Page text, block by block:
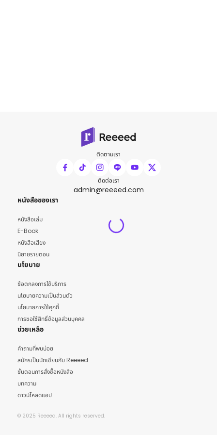
ติดตามเรา
ติดต่อเรา
admin@reeeed.com
หนังสือของเรา
หนังสือเล่ม
E-Book
หนังสือเสียง
นิยายรายตอน
นโยบาย
ข้อตกลงการใช้บริการ
นโยบายความเป็นส่วนตัว
นโยบายการใช้คุกกี้
การขอใช้สิทธิ์ข้อมูลส่วนบุคคล
ช่วยเหลือ
คำถามที่พบบ่อย
สมัครเป็นนักเขียนกับ Reeeed
ขั้นตอนการสั่งซื้อหนังสือ
บทความ
ดาวน์โหลดแอป
© 2025 Reeeed. All rights reserved.